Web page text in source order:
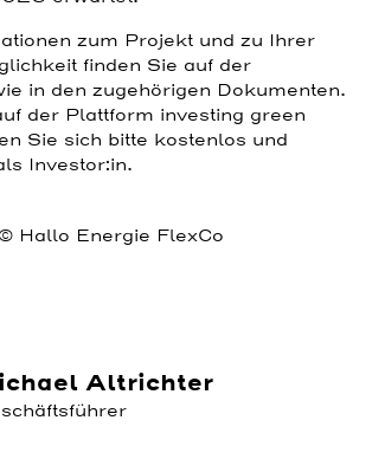
zum Projekt und zu Ihrer
finden Sie auf der
in den zugehörigen Dokumenten.
der Plattform investing green
Sie sich bitte kostenlos und
Investor:in.
Hallo Energie FlexCo
Altrichter